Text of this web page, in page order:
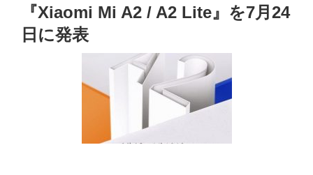
『Xiaomi Mi A2 / A2 Lite』を7月24
日に発表